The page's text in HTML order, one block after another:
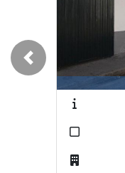
Previous